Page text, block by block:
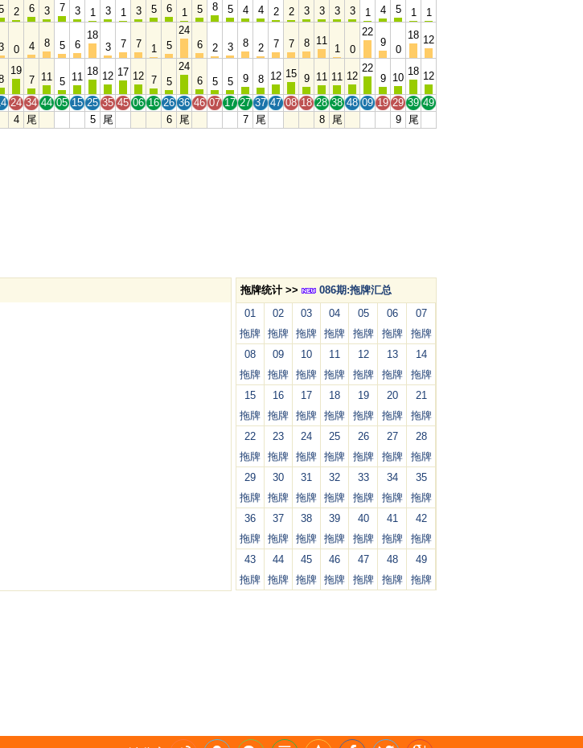
2 6 3 7 3 1 3 1 3 5 6 1 5 8 5 4 4 2 2 3 3 3 3 1 4 5 1
1
0 4 8 5 6
18
3
7 7 1 5
24
6
2 3 8 2 7 7 8 11
1 0
22
9
0
18 12
19
7
11 5 11 18 12 17 12 7 5
24
6
5 5 9 8 12 15 9 11 11 12
22
9
10
18 12
24 34 44 05 15 25 35 45 06 16 26 36 46 07 17 27 37 47 08 18 28 38 48 09 19 29 39 49
4 尾 5 尾 6 尾 7 尾 8 尾 9 尾
拖牌统计 >>
086期:拖牌汇总
01
拖牌
02
拖牌
03
拖牌
04
拖牌
05
拖牌
06
拖牌
07
拖牌
08
拖牌
09
拖牌
10
拖牌
11
拖牌
12
拖牌
13
拖牌
14
拖牌
15
拖牌
16
拖牌
17
拖牌
18
拖牌
19
拖牌
20
拖牌
21
拖牌
22
拖牌
23
拖牌
24
拖牌
25
拖牌
26
拖牌
27
拖牌
28
拖牌
29
拖牌
30
拖牌
31
拖牌
32
拖牌
33
拖牌
34
拖牌
35
拖牌
36
拖牌
37
拖牌
38
拖牌
39
拖牌
40
拖牌
41
拖牌
42
拖牌
43
拖牌
44
拖牌
45
拖牌
46
拖牌
47
拖牌
48
拖牌
49
拖牌